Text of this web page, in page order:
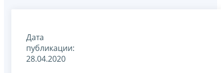
Дата
публикации:
28.04.2020